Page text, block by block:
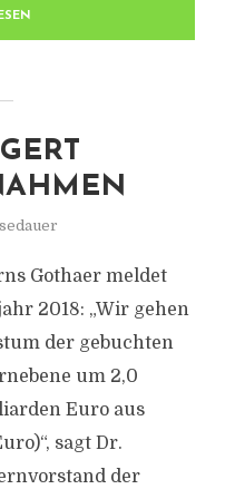
Gothaer meldet
2018: „Wir gehen
der gebuchten
um 2,0
Euro aus
sagt Dr.
der